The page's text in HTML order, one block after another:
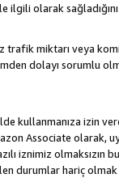
ilgili olarak
miktarı veya
dolayı sorumlu
kullanmanıza izin
Associate olarak,
olmaksızın bu
durumlar hariç